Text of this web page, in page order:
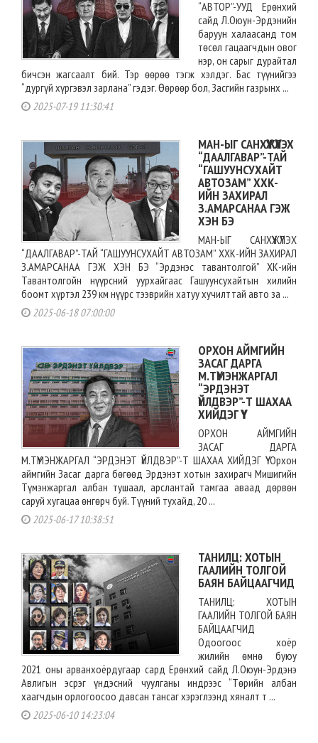
“АВТОР”-УУД Ерөнхий
сайд Л.Оюун-Эрдэнийн
баруун халаасанд том
төсөл гацаагчдын овог
нэр, он сарыг дурайтал
бичсэн жагсаалт бий. Тэр өөрөө тэгж хэлдэг. Бас түүнийгээ
“дургүй хүргэвэл зарлана” гэдэг. Өөрөөр бол, Засгийн газрынх ...
2025-07-19 11:30:41
МАН-ЫГ САНХҮҮЖҮҮЛЭХ
“ДААЛГАВАР”-ТАЙ
“ГАШУУНСУХАЙТ
АВТОЗАМ” ХХК-
ИЙН ЗАХИРАЛ
З.АМАРСАНАА ГЭЖ
ХЭН БЭ
МАН-ЫГ САНХҮҮЖҮҮЛЭХ
“ДААЛГАВАР”-ТАЙ “ГАШУУНСУХАЙТ АВТОЗАМ” ХХК-ИЙН ЗАХИРАЛ
З.АМАРСАНАА ГЭЖ ХЭН БЭ “Эрдэнэс тавантолгой” ХК-ийн
Тавантолгойн нүүрсний уурхайгаас Гашуунсухайтын хилийн
боомт хүртэл 239 км нүүрс тээврийн хатуу хучилттай авто за ...
2025-06-18 07:00:00
ОРХОН АЙМГИЙН
ЗАСАГ ДАРГА
М.ТҮМЭНЖАРГАЛ
“ЭРДЭНЭТ
ҮЙЛДВЭР”-Т ШАХАА
ХИЙДЭГ ҮҮ
ОРХОН АЙМГИЙН
ЗАСАГ ДАРГА
М.ТҮМЭНЖАРГАЛ “ЭРДЭНЭТ ҮЙЛДВЭР”-Т ШАХАА ХИЙДЭГ ҮҮ Орхон
аймгийн Засаг дарга бөгөөд Эрдэнэт хотын захирагч Мишигийн
Түмэнжаргал албан тушаал, арслантай тамгаа аваад дөрвөн
саруй хугацаа өнгөрч буй. Түүний тухайд, 20 ...
2025-06-17 10:38:51
ТАНИЛЦ: ХОТЫН
ГААЛИЙН ТОЛГОЙ
БАЯН БАЙЦААГЧИД
ТАНИЛЦ: ХОТЫН
ГААЛИЙН ТОЛГОЙ БАЯН
БАЙЦААГЧИД
Одоогоос хоёр
жилийн өмнө буюу
2021 оны арванхоёрдугаар сард Ерөнхий сайд Л.Оюун-Эрдэнэ
Авлигын эсрэг үндэсний чуулганы индрээс “Төрийн албан
хаагчдын орлогоосоо давсан тансаг хэрэглээнд хяналт т ...
2025-06-10 14:23:04